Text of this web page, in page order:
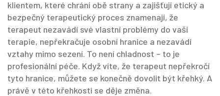
klientem, které chrání obě strany a zajišťují etický a
bezpečný terapeutický proces znamenají, že
terapeut nezavádí své vlastní problémy do vaší
terapie, nepřekračuje osobní hranice a nezavádí
vztahy mimo sezení. To není chladnost – to je
profesionální péče. Když víte, že terapeut nepřekročí
tyto hranice, můžete se konečně dovolit být křehký. A
právě v této křehkosti se děje změna.